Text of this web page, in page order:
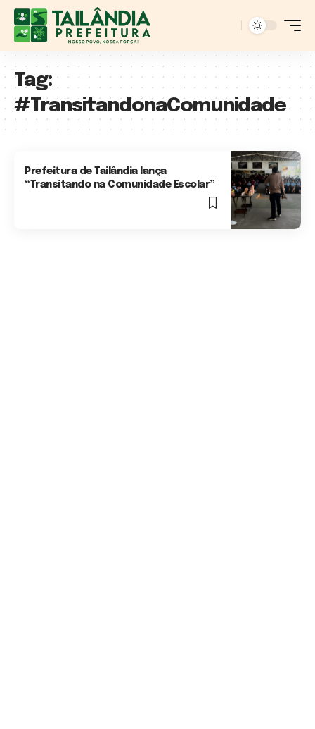
Tag:
#TransitandonaComunidade
Prefeitura de Tailândia lança
“Transitando na Comunidade Escolar”